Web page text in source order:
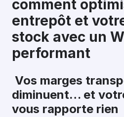
comment
entrepôt et
stock avec un
performant
Vos marges
diminuent… et
vous rapporte rien